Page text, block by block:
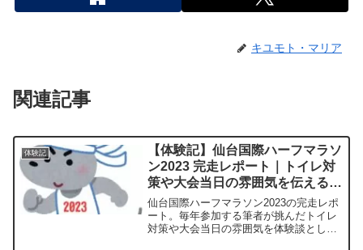
キユモト・マリア
関連記事
体験記
【体験記】仙台国際ハーフマラソ
ン2023 完走レポート｜トイレ対
策や大会当日の雰囲気を伝える体
験談
仙台国際ハーフマラソン2023の完走レポ
ート。毎年参加する筆者が挑んだトイレ
対策や大会当日の雰囲気を体験談として